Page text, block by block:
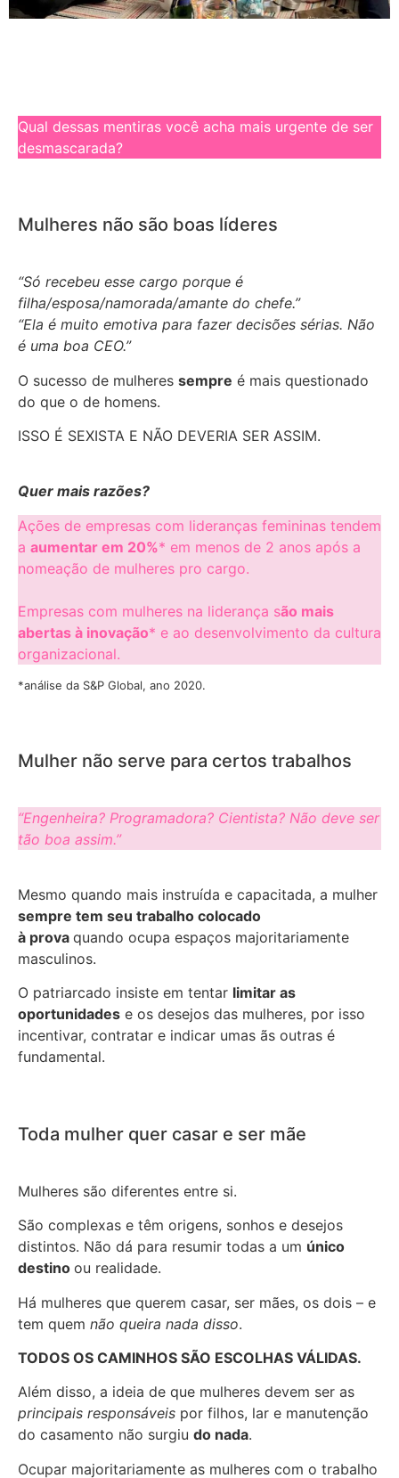
Qual dessas mentiras você acha mais urgente de ser
desmascarada?
Mulheres não são boas líderes
“Só recebeu esse cargo porque é
filha/esposa/namorada/amante do chefe.”
“Ela é muito emotiva para fazer decisões sérias. Não
é uma boa CEO.”
O sucesso de mulheres sempre é mais questionado
do que o de homens.
ISSO É SEXISTA E NÃO DEVERIA SER ASSIM.
Quer mais razões?
Ações de empresas com lideranças femininas tendem
a aumentar em 20%* em menos de 2 anos após a
nomeação de mulheres pro cargo.
Empresas com mulheres na liderança são mais
abertas à inovação* e ao desenvolvimento da cultura
organizacional.
*análise da S&P Global, ano 2020.
Mulher não serve para certos trabalhos
“Engenheira? Programadora? Cientista? Não deve ser
tão boa assim.”
Mesmo quando mais instruída e capacitada, a mulher
sempre tem seu trabalho colocado
à prova quando ocupa espaços majoritariamente
masculinos.
O patriarcado insiste em tentar limitar as
oportunidades e os desejos das mulheres, por isso
incentivar, contratar e indicar umas ãs outras é
fundamental.
Toda mulher quer casar e ser mãe
Mulheres são diferentes entre si.
São complexas e têm origens, sonhos e desejos
distintos. Não dá para resumir todas a um único
destino ou realidade.
Há mulheres que querem casar, ser mães, os dois – e
tem quem não queira nada disso.
TODOS OS CAMINHOS SÃO ESCOLHAS VÁLIDAS.
Além disso, a ideia de que mulheres devem ser as
principais responsáveis por filhos, lar e manutenção
do casamento não surgiu do nada.
Ocupar majoritariamente as mulheres com o trabalho